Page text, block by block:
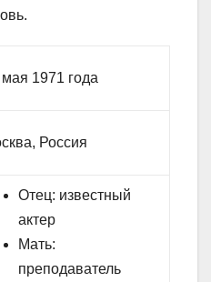
1971 года
Россия
Отец: известный
актер
Мать:
преподаватель